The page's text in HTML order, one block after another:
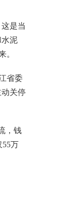
是当
水泥
。
省委
关停
，钱
55万